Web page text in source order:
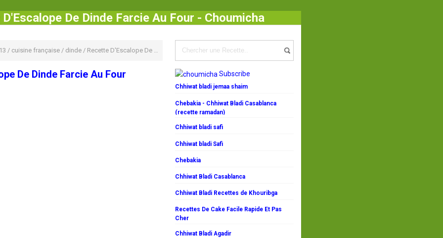
De Dinde Farcie Au Four - Choumicha
/ cuisine française / dinde / Recette D'Escalope De Dinde Farcie Au Four
De Dinde Farcie Au Four Subscribe
Chhiwat bladi jemaa shaim
Chebakia - Chhiwat Bladi Casablanca
(recette ramadan)
Chhiwat bladi safi
Chhiwat bladi Safi
Chebakia
Chhiwat Bladi Casablanca
Chhiwat Bladi Recettes de Khouribga
Recettes De Cake Facile Rapide Et Pas
Cher
Chhiwat Bladi Agadir